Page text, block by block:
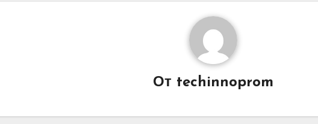
От techinnoprom